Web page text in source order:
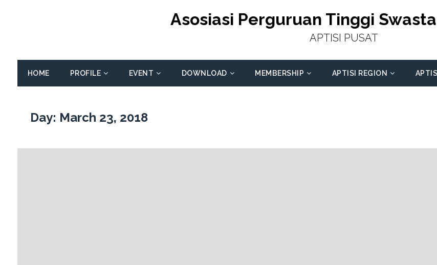
Asosiasi Perguruan Tinggi
APTISI PUSAT
HOME PROFILE EVENT DOWNLOAD MEMBERSHIP APTISI REGION
Day: March 23, 2018